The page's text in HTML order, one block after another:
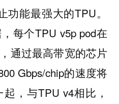
能最强大的TPU。
每个TPU v5p pod在
通过最高带宽的芯片
Gbps/chip的速度将
，与TPU v4相比，